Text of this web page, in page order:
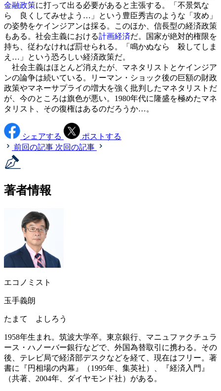
金融政策に打って出る必要があると主張する。「不景気な
ら 良くしてみせよう…」という豊臣秀吉のような「攻め」
の姿勢をケインジアンは採る。このほか、信長型の経済政策
もある。社会主義における計画経済だ。国家が絶対的権限を
持ち、従わなければ罰せられる。「鳴かぬなら 殺してしま
え…」という恐ろしい経済政策だ。
社会主義はほとんど消えたが、マネタリストとケインジア
ンの論争は続いている。リーマン・ショック後の巨額の財政
政策やマネーサプライの増大を強く批判したマネタリストだ
が、今のところは旗色が悪い。1980年代に隆盛を極めたマネ
タリスト、その復権はあるのだろうか…。
シェアする
ポストする
前回の記事 次回の記事
著者情報
エコノミスト
玉手義朗
たまて よしろう
1958年生まれ。筑波大学卒。東京銀行、マニュファクチュラ
ース・ハノーバー銀行などで、外国為替取引に携わる。その
後、テレビ局で経済部デスクなどを経て、現在はフリー。著
書に『円相場の内幕』（1995年、集英社）、『経済入門』
（共著、2004年、ダイヤモンド社）がある。